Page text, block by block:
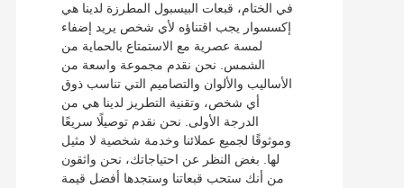
في الختام، قبعات البيسبول المطرزة لدينا هي
إكسسوار يجب اقتناؤه لأي شخص يريد إضفاء
لمسة عصرية مع الاستمتاع بالحماية من
الشمس. نحن نقدم مجموعة واسعة من
الأساليب والألوان والتصاميم التي تناسب ذوق
أي شخص، وتقنية التطريز لدينا هي من
الدرجة الأولى. نحن نقدم توصيلًا سريعًا
وموثوقًا لجميع عملائنا وخدمة شخصية لا مثيل
لها. بغض النظر عن احتياجاتك، نحن واثقون
من أنك ستحب قبعاتنا وستجدها أفضل قيمة